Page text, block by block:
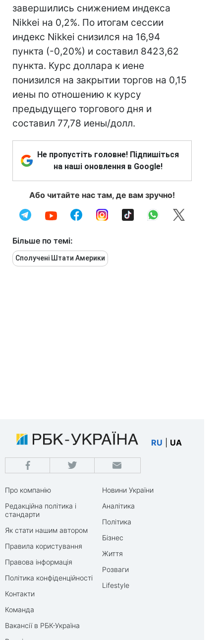
завершились снижением индекса
Nikkei на 0,2%. По итогам сессии
индекс Nikkei снизился на 16,94
пункта (-0,20%) и составил 8423,62
пункта. Курс доллара к иене
понизился на закрытии торгов на 0,15
иены по отношению к курсу
предыдущего торгового дня и
составил 77,78 иены/долл.
Не пропустіть головне! Підпишіться
на наші оновлення в Google!
Або читайте нас там, де вам зручно!
Більше по темі:
Сполучені Штати Америки
RU UA
Про компанію
Редакційна політика і
стандарти
Як стати нашим автором
Правила користування
Правова інформація
Політика конфіденційності
Контакти
Команда
Вакансії в РБК-Україна
Новини України
Аналітика
Політика
Бізнес
Життя
Розваги
Lifestyle